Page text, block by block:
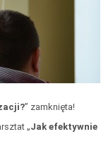
” zamknięta!
„Jak efektywnie